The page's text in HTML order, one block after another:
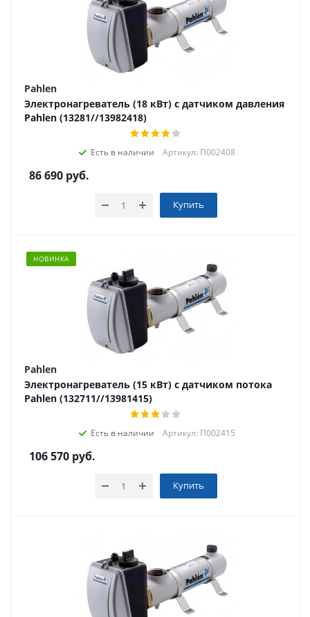
Pahlen
Электронагреватель (18 кВт) с датчиком давления
Pahlen (13281//13982418)
Есть в наличии Артикул: П002408
86 690 руб.
Купить
НОВИНКА
Pahlen
Электронагреватель (15 кВт) с датчиком потока
Pahlen (132711//13981415)
Есть в наличии Артикул: П002415
106 570 руб.
Купить